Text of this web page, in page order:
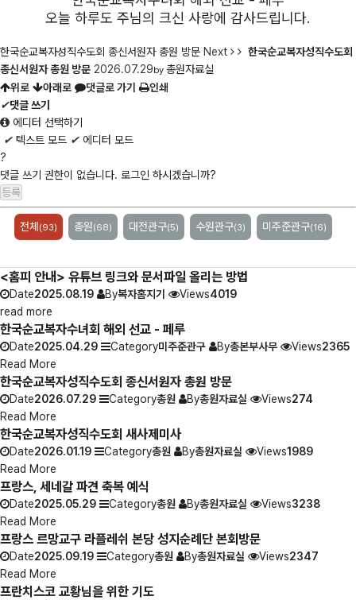
오늘 하루도 주님의 크신 사랑에 감사드립니다.
한국순교복자성직수도회 종신서원자 총원 방문 Next
한국순교복자성직수도회
종신서원자 총원 방문 2026.07.29by 총원자료실
위로
아래로 댓글로 가기
인쇄
✔댓글 쓰기
에디터 선택하기
✔ 텍스트 모드 ✔ 에디터 모드
?
댓글 쓰기 권한이 없습니다. 로그인 하시겠습니까?
전체 (93) 총원(68) 대전관구(5) 수원관구(3) 미주준관구(16)
<홈피 안내> 유튜브 링크와 문서파일 올리는 방법
Date2025.08.19 By복자홈지기 Views4019
read more
한국순교복자수녀회 해외 선교 - 페루
Date2025.04.29 Category미주준관구 By총본부사무 Views2365
Read More
한국순교복자성직수도회 종신서원자 총원 방문
Date2026.07.29 Category총원 By총원자료실 Views274
Read More
한국순교복자성직수도회 새사제미사
Date2026.01.19 Category총원 By총원자료실 Views1989
Read More
프랑스, 세네갈 파견 축복 예식
Date2025.05.29 Category총원 By총원자료실 Views3238
Read More
프랑스 르망교구 라플레쉬 본당 성지순례단 본회방문
Date2025.09.19 Category총원 By총원자료실 Views2347
Read More
프란치스코 교황님을 위한 기도